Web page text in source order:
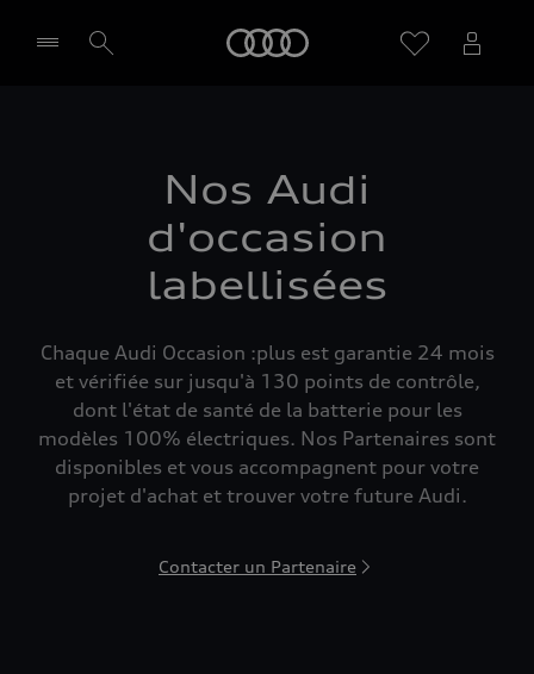
Nos Audi
d'occasion
labellisées
Chaque Audi Occasion :plus est garantie 24 mois
et vérifiée sur jusqu'à 130 points de contrôle,
dont l'état de santé de la batterie pour les
modèles 100% électriques. Nos Partenaires sont
disponibles et vous accompagnent pour votre
projet d'achat et trouver votre future Audi.
Contacter un Partenaire